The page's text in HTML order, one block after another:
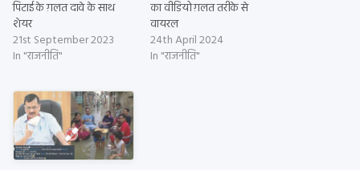
पिटाई के ग़लत दावे के साथ
शेयर
21st September 2023
In "राजनीति"
का वीडियो ग़लत तरीके से
वायरल
24th April 2024
In "राजनीति"